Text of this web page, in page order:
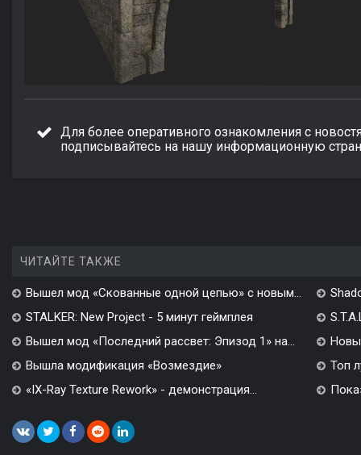
Для более оперативного ознакомления с
подписывайтесь на нашу информационную
ЧИТАЙТЕ ТАКЖЕ
Вышел мод «Скованные одной цепью» с новым...
STALKER: New Project - 5 минут геймплея
Вышел мод «Последний рассвет: Эпизод 1» на...
Вышла модификация «Возмездие»
Топ
«IX-Ray Texture Rework» - демонстрация...